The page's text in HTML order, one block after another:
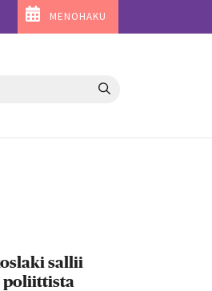
MENOHAKU
Hae
sallii
poliittista